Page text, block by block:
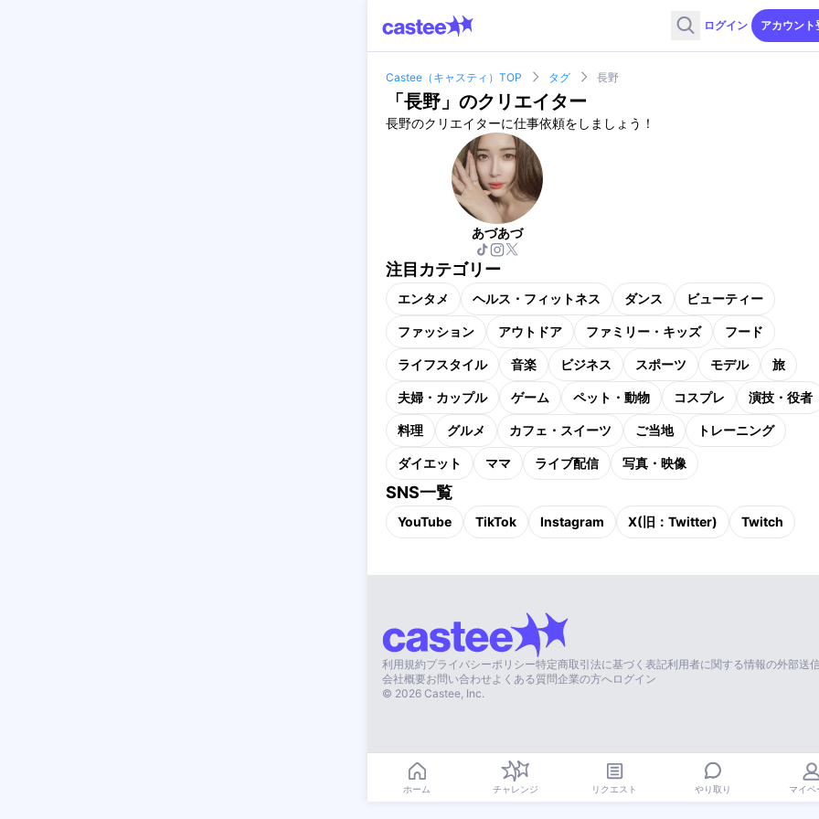
ログイン アカウント
Castee（キャスティ）TOP タグ 長野
「長野 」のクリエイター
長野のクリエイターに仕事依頼をしましょう！
あづあづ
注目カテゴリー
エンタメ ヘルス・フィットネス ダンス ビューティー
ファッション アウトドア ファミリー・キッズ フード
ライフスタイル 音楽 ビジネス スポーツ モデル 旅
夫婦・カップル ゲーム ペット・動物 コスプレ 演技・役者
料理 グルメ カフェ・スイーツ ご当地 トレーニング
ダイエット ママ ライブ配信 写真・映像
SNS一覧
YouTube TikTok Instagram X(旧：Twitter) Twitch
利用規約プライバシーポリシー特定商取引法に基づく表記利用者に関する情報の外部送
会社概要お問い合わせ よくある質問企業の方へログイン
© 2026 Castee, Inc.
ホーム チャレンジ リクエスト やり取り マイペ